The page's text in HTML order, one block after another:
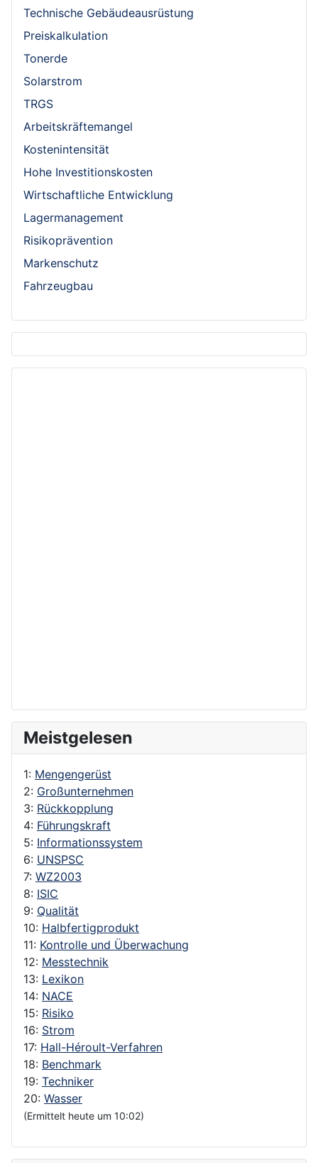
Technische Gebäudeausrüstung
Preiskalkulation
Tonerde
Solarstrom
TRGS
Arbeitskräftemangel
Kostenintensität
Hohe Investitionskosten
Wirtschaftliche Entwicklung
Lagermanagement
Risikoprävention
Markenschutz
Fahrzeugbau
Meistgelesen
1: Mengengerüst
2: Großunternehmen
3: Rückkopplung
4: Führungskraft
5: Informationssystem
6: UNSPSC
7: WZ2003
8: ISIC
9: Qualität
10: Halbfertigprodukt
11: Kontrolle und Überwachung
12: Messtechnik
13: Lexikon
14: NACE
15: Risiko
16: Strom
17: Hall-Héroult-Verfahren
18: Benchmark
19: Techniker
20: Wasser
(Ermittelt heute um 10:02)